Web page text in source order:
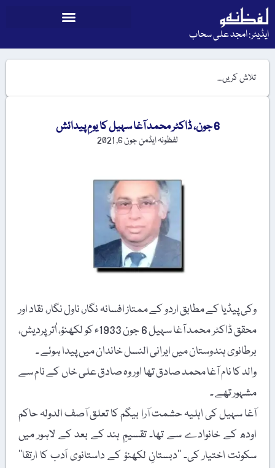
ایڈیٹر: امجد علی سحاب
6 جون، ڈاکٹر محمد آغا سہیل کا یومِ پیدائش
لفظونہ ایڈمنجون 6, 2021
وکی پیڈیا کے مطابق اردو کے ممتاز افسانہ نگار، ناول نگار، نقاد اور
محقق ڈاکٹر محمد آغا سہیل 6 جون 1933ء کو لکھنؤ، اُترپردیش،
برطانوی ہندوستان میں ایرانی النسل خاندان میں پیدا ہوئے ۔
والد کا نام آغا محمد صادق تھا اور وہ صادق علی خاں کے نام سے
مشہور تھے ۔
آغا سہیل کی اہلیہ حشمت آرا بیگم کا تعلق آصف الدولہ حاکم
اودھ کے خانوادے سے تھا۔ تقسیمِ ہند کے بعد کے لاہور میں
سکونت اختیار کی۔ ’’دبستانِ لکھنؤ کے داستانوی اَدب کا ارتقا‘‘